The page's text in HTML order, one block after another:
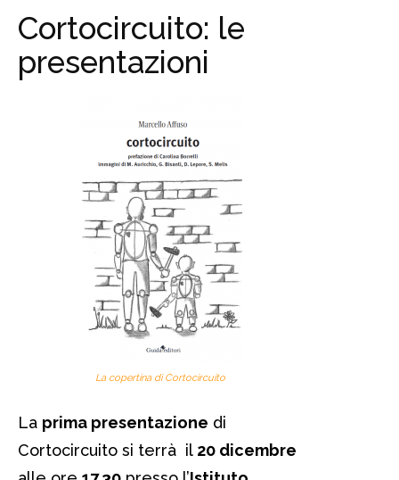
Cortocircuito: le
presentazioni
La copertina di Cortocircuito
La prima presentazione di
Cortocircuito si terrà il 20 dicembre